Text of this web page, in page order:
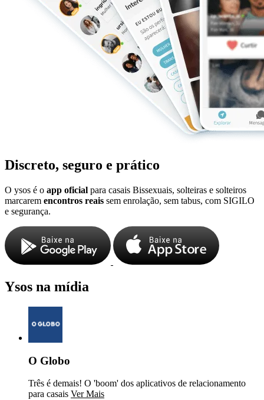
Discreto, seguro e prático
O ysos é o app oficial para casais Bissexuais, solteiras e solteiros
marcarem encontros reais sem enrolação, sem tabus, com SIGILO
e segurança.
Ysos na mídia
O Globo
Três é demais! O 'boom' dos aplicativos de relacionamento
para casais Ver Mais